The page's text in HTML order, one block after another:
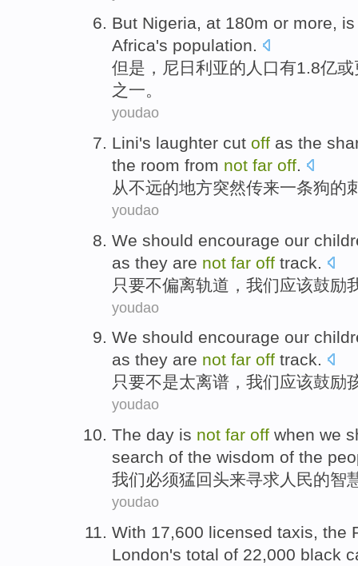
But Nigeria, at 180m or more,
Africa's population.
但是 ， 尼日利亚的 人口有1.8亿或
之一。
youdao
Lini's laughter cut off as the
the room from not far off.
从不远的地方突然传来一条狗的
youdao
We should encourage our
as they are not far off track
只要不偏离轨道， 我们应该鼓励
youdao
We should encourage our
as they are not far off track.
只要不是太离谱， 我们应该鼓励
youdao
The day is not far off when we
search of the wisdom of the
我们必须猛回头来寻求 人民的智
youdao
With 17,600 licensed taxis, the
London's total of 22,000 black